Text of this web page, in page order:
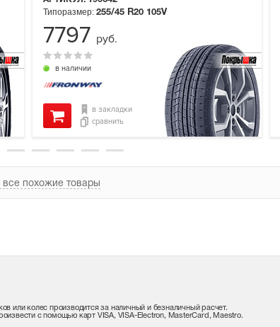
в наличии
Типоразмер: 255/45 R20 105V
в закладки
сравнить
7797 руб.
все похожие товары
или колес производится за наличный и безналичный расчет.
с помощью карт VISA, VISA-Electron, MasterCard, Maestro.